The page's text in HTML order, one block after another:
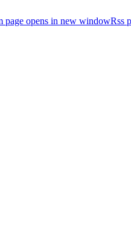
page opens in new windowRss